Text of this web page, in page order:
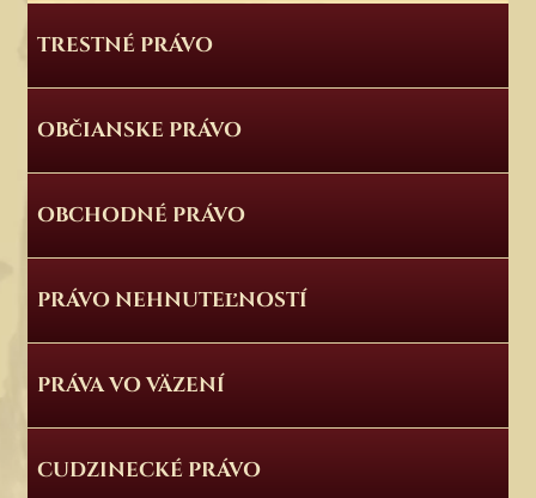
TRESTNÉ PRÁVO
OBČIANSKE PRÁVO
OBCHODNÉ PRÁVO
PRÁVO NEHNUTEĽNOSTÍ
PRÁVA VO VÄZENÍ
CUDZINECKÉ PRÁVO